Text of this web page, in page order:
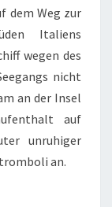
dem Weg zur
Italiens
wegen des
nicht
an der Insel
auf
unruhiger
an.